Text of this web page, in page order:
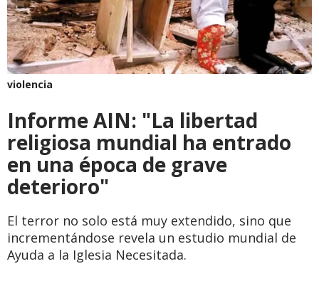
violencia
Informe AIN: "La libertad
religiosa mundial ha entrado
en una época de grave
deterioro"
El terror no solo está muy extendido, sino que
incrementándose revela un estudio mundial de
Ayuda a la Iglesia Necesitada.